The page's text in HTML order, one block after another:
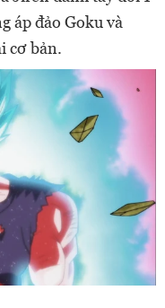
áp đảo Goku và
cơ bản.